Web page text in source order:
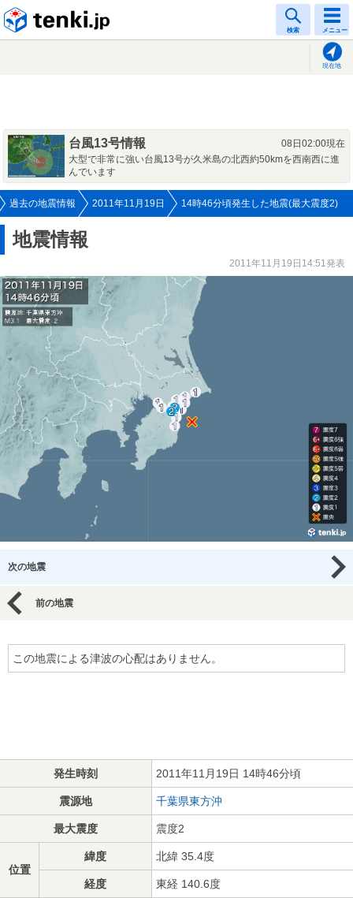
検索 メニュー
現在地
台風13号情報
08日02:00現在
大型で非常に強い台風13号が久米島の北西約50kmを西南西に進
んでいます
過去の地震情報 2011年11月19日 14時46分頃発生した地震(最大震度2)
地震情報
2011年11月19日14:51発表
次の地震
前の地震
この地震による津波の心配はありません。
発生時刻 2011年11月19日 14時46分頃
震源地 千葉県東方沖
最大震度 震度2
位置
緯度 北緯 35.4度
経度 東経 140.6度